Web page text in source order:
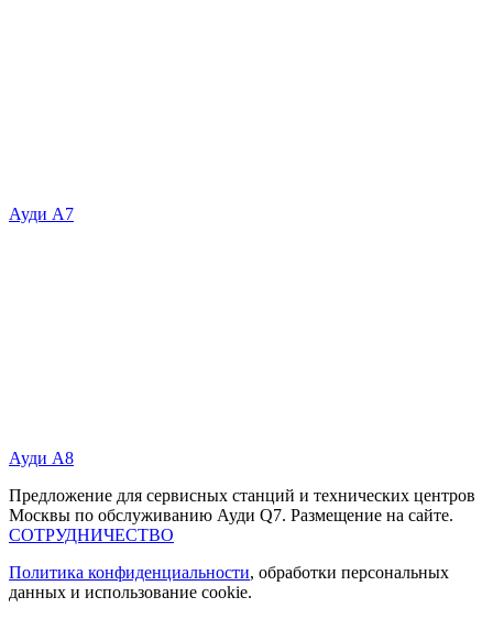
Ауди А7
Ауди А8
Предложение для сервисных станций и технических центров
Москвы по обслуживанию Ауди Q7. Размещение на сайте.
СОТРУДНИЧЕСТВО
Политика конфиденциальности, обработки персональных
данных и использование cookie.